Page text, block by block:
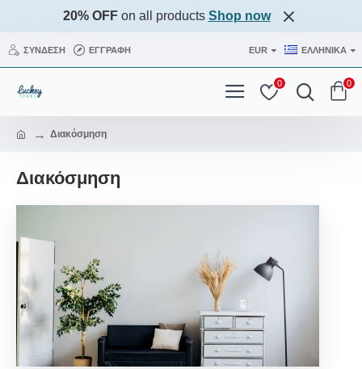
20% OFFon all products Shop now
ΣΎΝΔΕΣΗ ΕΓΓΡΑΦΉ EUR ΕΛΛΗΝΙΚΆ
0 0
Διακόσμηση
Διακόσμηση